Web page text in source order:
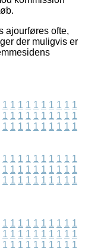
ajourføres ofte,
der muligvis er
1 1 1 1 1 1 1 1 1 1
1 1 1 1 1 1 1 1 1 1
1 1 1 1 1 1 1 1 1 1
1 1 1 1 1 1 1 1 1 1
1 1 1 1 1 1 1 1 1 1
1 1 1 1 1 1 1 1 1 1
1 1 1 1 1 1 1 1 1 1
1 1 1 1 1 1 1 1 1 1
1 1 1 1 1 1 1 1 1 1